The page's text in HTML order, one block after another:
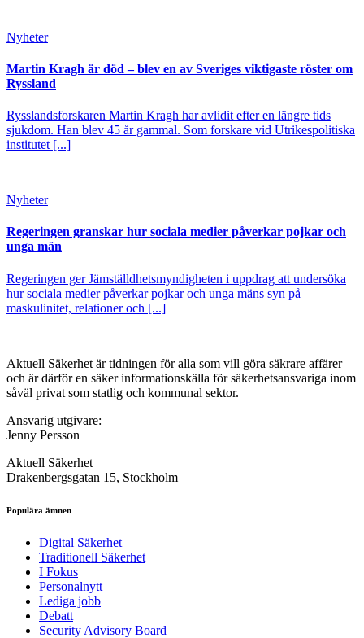
Nyheter
Martin Kragh är död – blev en av Sveriges viktigaste röster om
Ryssland
Rysslandsforskaren Martin Kragh har avlidit efter en längre tids
sjukdom. Han blev 45 år gammal. Som forskare vid Utrikespolitiska
institutet [...]
Nyheter
Regeringen granskar hur sociala medier påverkar pojkar och
unga män
Regeringen ger Jämställdhetsmyndigheten i uppdrag att undersöka
hur sociala medier påverkar pojkar och unga mäns syn på
maskulinitet, relationer och [...]
Aktuell Säkerhet är tidningen för alla som vill göra säkrare affärer
och är därför en säker informationskälla för säkerhets­ansvariga inom
såväl privat som statlig och kommunal sektor.
Ansvarig utgivare:
Jenny Persson
Aktuell Säkerhet
Drakenbergsgatan 15, Stockholm
Populära ämnen
Digital Säkerhet
Traditionell Säkerhet
I Fokus
Personalnytt
Lediga jobb
Debatt
Security Advisory Board